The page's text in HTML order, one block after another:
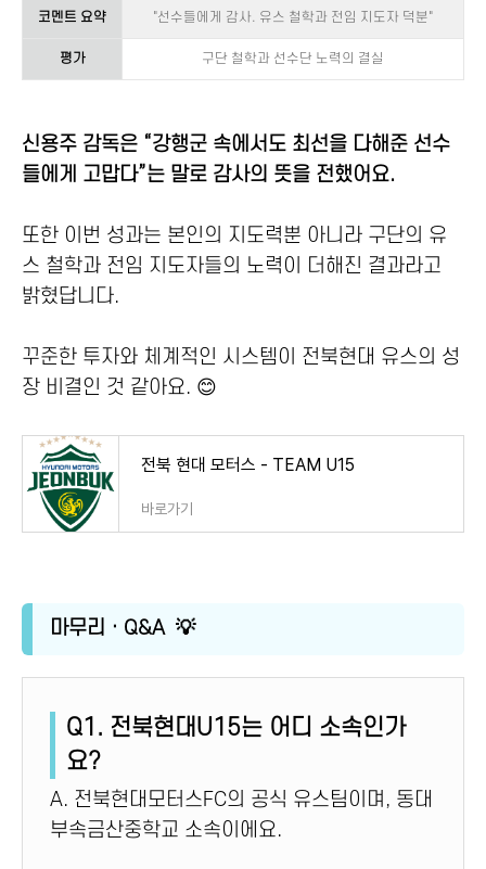
코멘트 요약 "선수들에게 감사. 유스 철학과 전임 지도자 덕분"
평가 구단 철학과 선수단 노력의 결실
신용주 감독은 “강행군 속에서도 최선을 다해준 선수
들에게 고맙다”는 말로 감사의 뜻을 전했어요.
또한 이번 성과는 본인의 지도력뿐 아니라 구단의 유
스 철학과 전임 지도자들의 노력이 더해진 결과라고
밝혔답니다.
꾸준한 투자와 체계적인 시스템이 전북현대 유스의 성
장 비결인 것 같아요. 😊
전북 현대 모터스 - TEAM U15
바로가기
마무리 · Q&A 💡
Q1. 전북현대U15는 어디 소속인가
요?
A. 전북현대모터스FC의 공식 유스팀이며, 동대
부속금산중학교 소속이에요.